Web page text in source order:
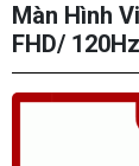
Màn Hình
FHD/